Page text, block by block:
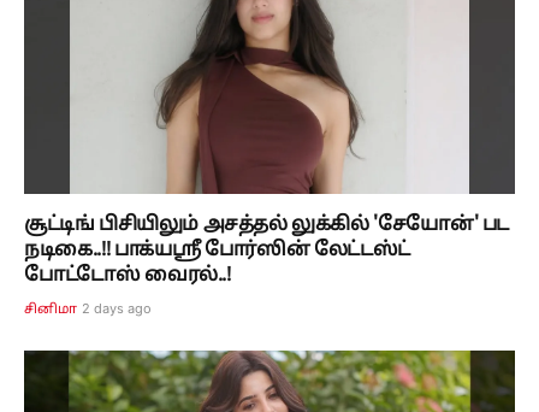
சூட்டிங் பிசியிலும் அசத்தல் லுக்கில் 'சேயோன்' பட
நடிகை..!! பாக்யஸ்ரீ போர்ஸின் லேட்டஸ்ட்
போட்டோஸ் வைரல்..!
சினிமா 2 days ago